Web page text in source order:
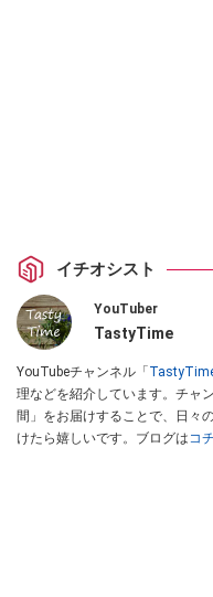
イチオシスト
YouTuber
TastyTime
YouTubeチャンネル「
理などを紹介しています。チャ
間」をお届けすることで、日々
けたら嬉しいです。ブログはコ